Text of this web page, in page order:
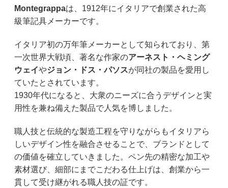
Montegrappaは、1912年にイタリアで創業された高
級筆記具メーカーです。
イタリア初の万年筆メーカーとして知られており、第
一次世界大戦頃、著名な作家のアーネスト・ヘミング
ウェイやジョン・ドス・パソスが同社の製品を愛用し
ていたとされています。
1930年代になると、大衆のニーズに合うデザインと実
用性を兼ね備えた製品で人気を博しました。
職人技と伝統的な製造工程を守りながらもイタリアら
しいデザイン性を融合させることで、ブランドとして
の価値を確立していきました。ペン先の精密な加工や
素材選び、細部にまでこだわる仕上げは、創業から一
貫して受け継がれる職人技の証です。